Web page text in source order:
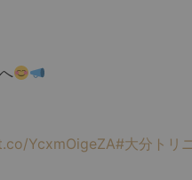
YcxmOigeZA#大分トリ